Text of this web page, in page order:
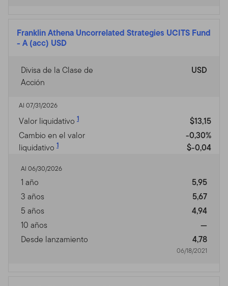
Franklin Athena Uncorrelated Strategies UCITS Fund
- A (acc) USD
Divisa de la Clase de
Acción
USD
Al 07/31/2026
Valor liquidativo 1
$13,15
Cambio en el valor
liquidativo 1
-0,30%
$-0,04
Al 06/30/2026
1 año
5,95
3 años
5,67
5 años
4,94
10 años
—
Desde lanzamiento
4,78
06/18/2021